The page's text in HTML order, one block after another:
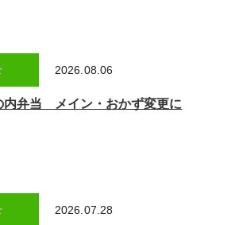
2026.08.06
弁当 メイン・おかず変更に
2026.07.28